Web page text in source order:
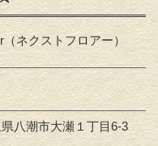
ネクストフロアー）
八潮市大瀬１丁目6-3